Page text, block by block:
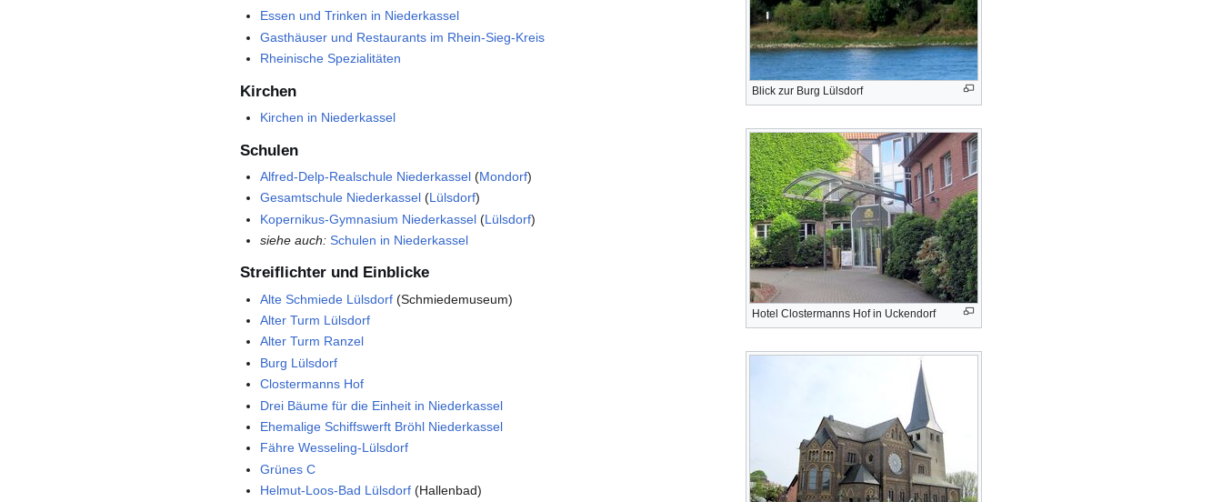
Blick zur Burg Lülsdorf
Hotel Clostermanns Hof in Uckendorf
Essen und Trinken in Niederkassel
Gasthäuser und Restaurants im Rhein-Sieg-Kreis
Rheinische Spezialitäten
Kirchen
Kirchen in Niederkassel
Schulen
Alfred-Delp-Realschule Niederkassel (Mondorf)
Gesamtschule Niederkassel (Lülsdorf)
Kopernikus-Gymnasium Niederkassel (Lülsdorf)
siehe auch: Schulen in Niederkassel
Streiflichter und Einblicke
Alte Schmiede Lülsdorf (Schmiedemuseum)
Alter Turm Lülsdorf
Alter Turm Ranzel
Burg Lülsdorf
Clostermanns Hof
Drei Bäume für die Einheit in Niederkassel
Ehemalige Schiffswerft Bröhl Niederkassel
Fähre Wesseling-Lülsdorf
Grünes C
Helmut-Loos-Bad Lülsdorf (Hallenbad)